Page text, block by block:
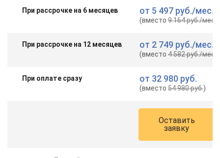
При рассрочке на 6 месяцев от 5 497 руб./мес.
(вместо9 164 руб./мес.
При рассрочке на 12 месяцев от 2 749 руб./мес.
(вместо4 582 руб./мес.
При оплате сразу от 32 980 руб.
(вместо54 980 руб.)
Оставить
заявку